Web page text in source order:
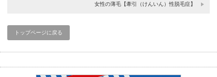
女性の薄毛【牽引（けんいん）性脱毛症】
トップページに戻る